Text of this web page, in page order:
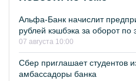
Альфа-Банк начислит
рублей кэшбэка за оборот по
07 августа 10:00
Сбер приглашает студентов
амбассадоры банка